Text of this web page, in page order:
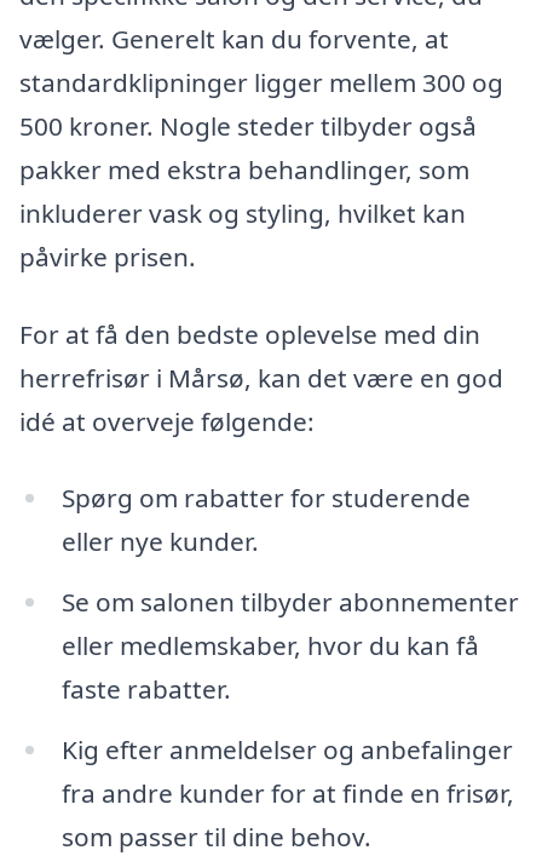
vælger. Generelt kan du forvente, at
standardklipninger ligger mellem 300 og
500 kroner. Nogle steder tilbyder også
pakker med ekstra behandlinger, som
inkluderer vask og styling, hvilket kan
påvirke prisen.
For at få den bedste oplevelse med din
herrefrisør i Mårsø, kan det være en god
idé at overveje følgende:
Spørg om rabatter for studerende
eller nye kunder.
Se om salonen tilbyder abonnementer
eller medlemskaber, hvor du kan få
faste rabatter.
Kig efter anmeldelser og anbefalinger
fra andre kunder for at finde en frisør,
som passer til dine behov.